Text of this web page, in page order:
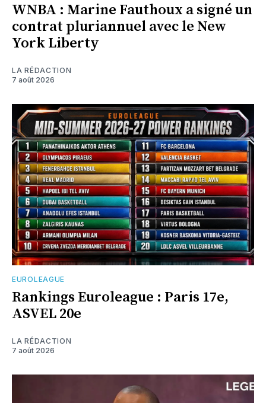
WNBA : Marine Fauthoux a signé un
contrat pluriannuel avec le New
York Liberty
LA RÉDACTION
7 août 2026
EUROLEAGUE
Rankings Euroleague : Paris 17e,
ASVEL 20e
LA RÉDACTION
7 août 2026